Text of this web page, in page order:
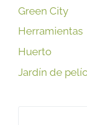
Green City
Herramientas
Huerto
Jardín de